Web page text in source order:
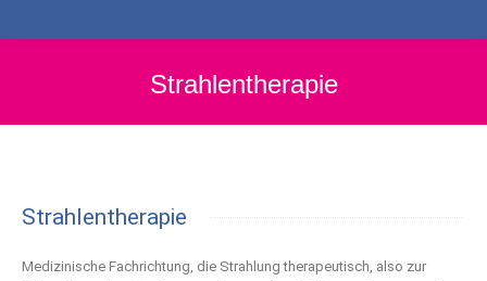
Strahlentherapie
Strahlentherapie
Medizinische Fachrichtung, die Strahlung therapeutisch, also zur